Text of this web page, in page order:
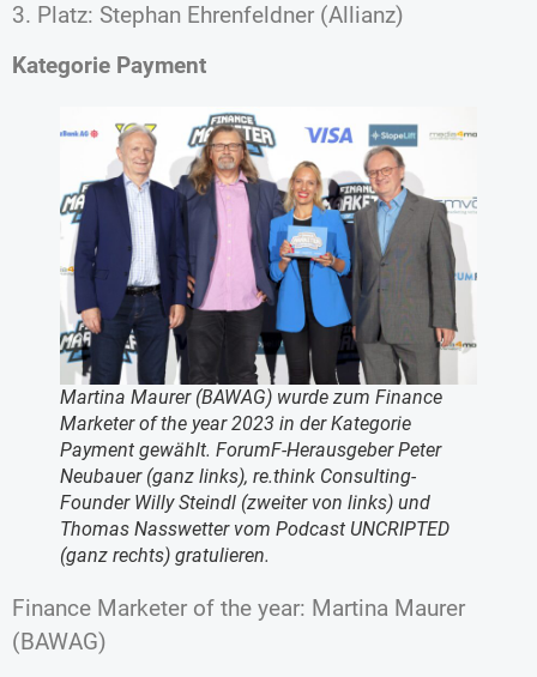
3. Platz: Stephan Ehrenfeldner (Allianz)
Kategorie Payment
Martina Maurer (BAWAG) wurde zum Finance
Marketer of the year 2023 in der Kategorie
Payment gewählt. ForumF-Herausgeber Peter
Neubauer (ganz links), re.think Consulting-
Founder Willy Steindl (zweiter von links) und
Thomas Nasswetter vom Podcast UNCRIPTED
(ganz rechts) gratulieren.
Finance Marketer of the year: Martina Maurer
(BAWAG)